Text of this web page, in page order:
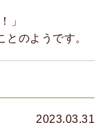
」
とのようです。
2023.03.31